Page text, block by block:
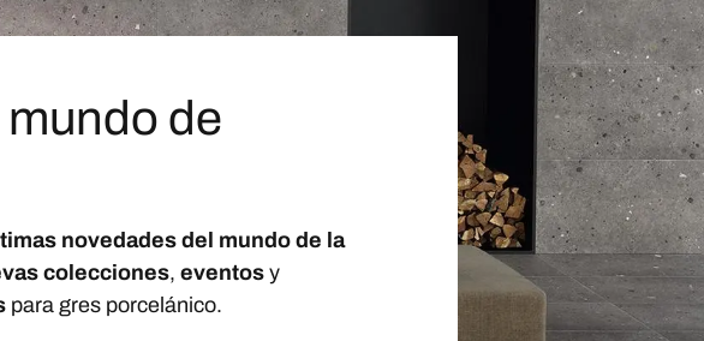
mundo de
novedades del mundo de la
colecciones, eventosy
para gres porcelánico.